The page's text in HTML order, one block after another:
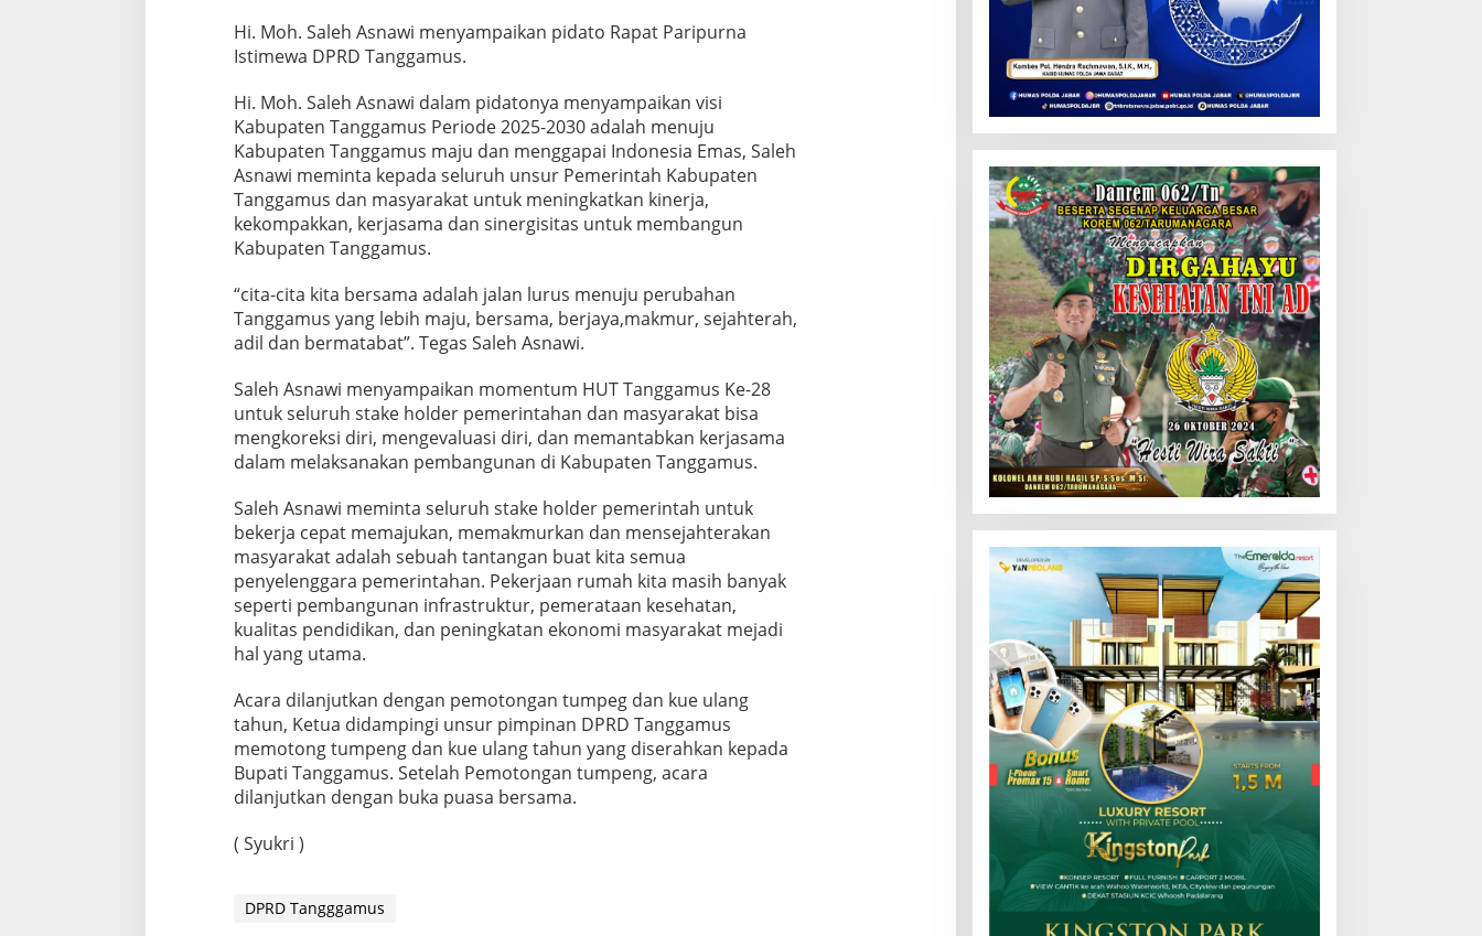
Hi. Moh. Saleh Asnawi menyampaikan pidato Rapat Paripurna
Istimewa DPRD Tanggamus.
Hi. Moh. Saleh Asnawi dalam pidatonya menyampaikan visi
Kabupaten Tanggamus Periode 2025-2030 adalah menuju
Kabupaten Tanggamus maju dan menggapai Indonesia Emas, Saleh
Asnawi meminta kepada seluruh unsur Pemerintah Kabupaten
Tanggamus dan masyarakat untuk meningkatkan kinerja,
kekompakkan, kerjasama dan sinergisitas untuk membangun
Kabupaten Tanggamus.
“cita-cita kita bersama adalah jalan lurus menuju perubahan
Tanggamus yang lebih maju, bersama, berjaya,makmur, sejahterah,
adil dan bermatabat”. Tegas Saleh Asnawi.
Saleh Asnawi menyampaikan momentum HUT Tanggamus Ke-28
untuk seluruh stake holder pemerintahan dan masyarakat bisa
mengkoreksi diri, mengevaluasi diri, dan memantabkan kerjasama
dalam melaksanakan pembangunan di Kabupaten Tanggamus.
Saleh Asnawi meminta seluruh stake holder pemerintah untuk
bekerja cepat memajukan, memakmurkan dan mensejahterakan
masyarakat adalah sebuah tantangan buat kita semua
penyelenggara pemerintahan. Pekerjaan rumah kita masih banyak
seperti pembangunan infrastruktur, pemerataan kesehatan,
kualitas pendidikan, dan peningkatan ekonomi masyarakat mejadi
hal yang utama.
Acara dilanjutkan dengan pemotongan tumpeg dan kue ulang
tahun, Ketua didampingi unsur pimpinan DPRD Tanggamus
memotong tumpeng dan kue ulang tahun yang diserahkan kepada
Bupati Tanggamus. Setelah Pemotongan tumpeng, acara
dilanjutkan dengan buka puasa bersama.
( Syukri )
DPRD Tangggamus